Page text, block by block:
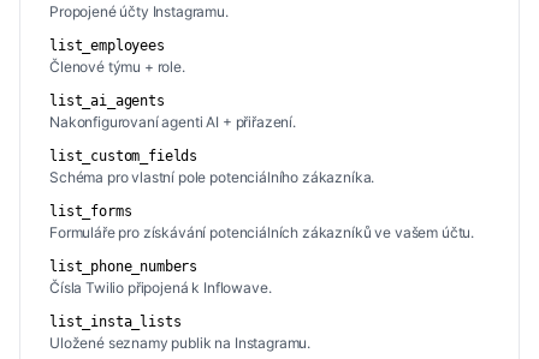
Propojené účty Instagramu.
list_employees
Členové týmu + role.
list_ai_agents
Nakonfigurovaní agenti AI + přiřazení.
list_custom_fields
Schéma pro vlastní pole potenciálního zákazníka.
list_forms
Formuláře pro získávání potenciálních zákazníků ve vašem účtu.
list_phone_numbers
Čísla Twilio připojená k Inflowave.
list_insta_lists
Uložené seznamy publik na Instagramu.